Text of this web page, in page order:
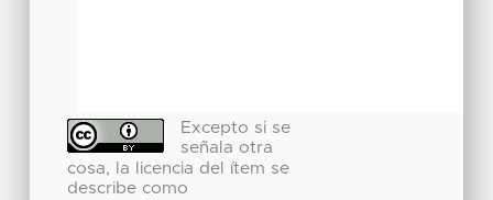
Excepto si se
señala otra
cosa, la licencia del ítem se
describe como